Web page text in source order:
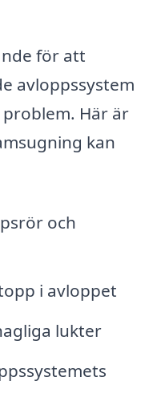
för att
avloppssystem
Här är
kan
och
i avloppet
lukter